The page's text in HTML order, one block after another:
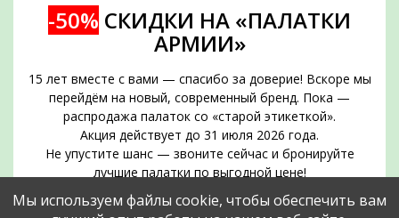
-50% СКИДКИ НА «ПАЛАТКИ
АРМИИ»
15 лет вместе с вами — спасибо за доверие! Вскоре мы
перейдём на новый, современный бренд. Пока —
распродажа палаток со «старой этикеткой».
Акция действует до 31 июля 2026 года.
Не упустите шанс — звоните сейчас и бронируйте
лучшие палатки по выгодной цене!
Срок действия акции — до 31 июля 2026 года
Позвоните прямо сейчас и забронируйте нужное
Мы используем файлы cookie, чтобы обеспечить вам